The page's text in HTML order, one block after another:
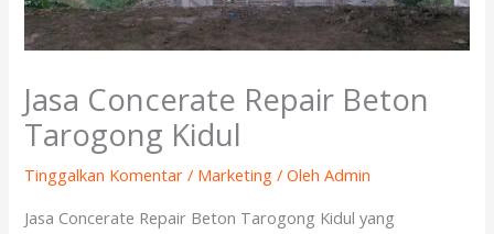
Jasa Concerate Repair Beton
Tarogong Kidul
Tinggalkan Komentar / Marketing / OlehAdmin
Jasa Concerate Repair Beton Tarogong Kidul yang